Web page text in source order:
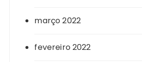
março 2022
fevereiro 2022